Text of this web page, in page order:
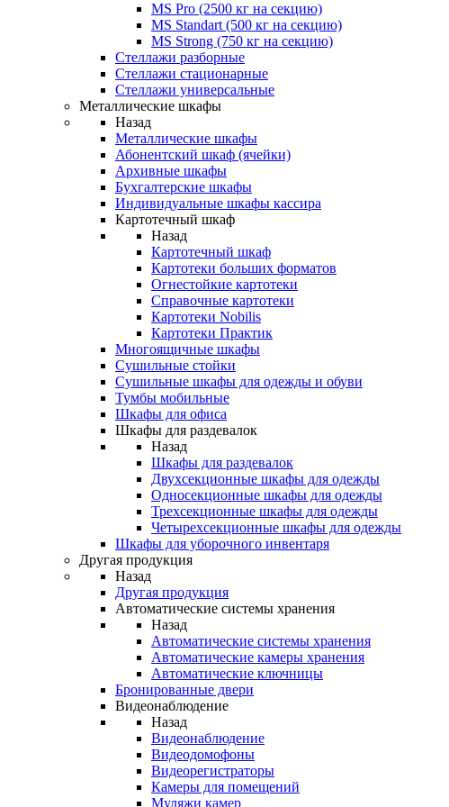
MS Pro (2500 кг на секцию)
MS Standart (500 кг на секцию)
MS Strong (750 кг на секцию)
Стеллажи разборные
Стеллажи стационарные
Стеллажи универсальные
Металлические шкафы
Назад
Металлические шкафы
Абонентский шкаф (ячейки)
Архивные шкафы
Бухгалтерские шкафы
Индивидуальные шкафы кассира
Картотечный шкаф
Назад
Картотечный шкаф
Картотеки больших форматов
Огнестойкие картотеки
Справочные картотеки
Картотеки Nobilis
Картотеки Практик
Многоящичные шкафы
Сушильные стойки
Сушильные шкафы для одежды и обуви
Тумбы мобильные
Шкафы для офиса
Шкафы для раздевалок
Назад
Шкафы для раздевалок
Двухсекционные шкафы для одежды
Односекционные шкафы для одежды
Трехсекционные шкафы для одежды
Четырехсекционные шкафы для одежды
Шкафы для уборочного инвентаря
Другая продукция
Назад
Другая продукция
Автоматические системы хранения
Назад
Автоматические системы хранения
Автоматические камеры хранения
Автоматические ключницы
Бронированные двери
Видеонаблюдение
Назад
Видеонаблюдение
Видеодомофоны
Видеорегистраторы
Камеры для помещений
Муляжи камер